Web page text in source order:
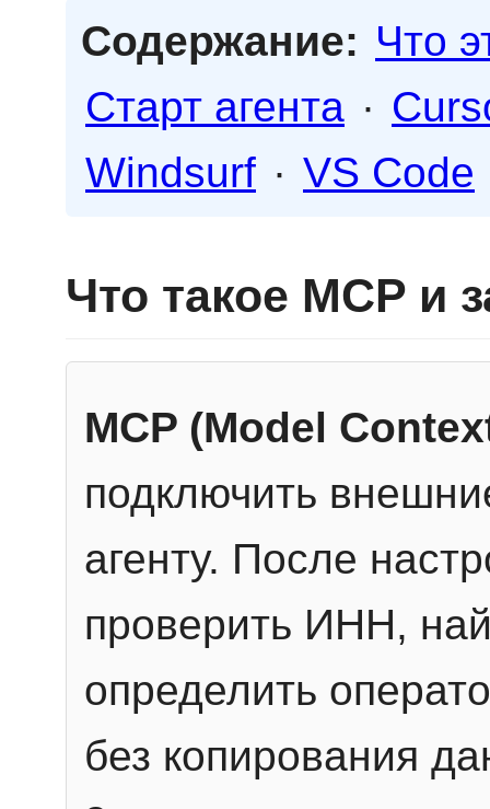
Содержание: Что
Старт агента ·
Windsurf · VS Code
Что такое MCP и
MCP (Model
подключить
агенту. После
проверить ИНН,
определить
без копирования